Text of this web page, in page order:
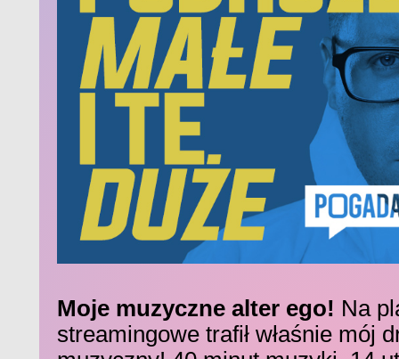
Moje muzyczne alter ego! Na
streamingowe trafił właśnie mój